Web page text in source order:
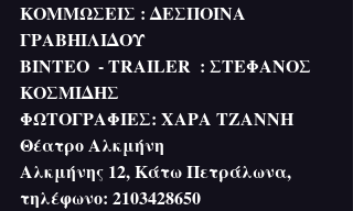
ΚΟΜΜΩΣΕΙΣ : ΔΕΣΠΟΙΝΑ
ΓΡΑΒΗΙΛΙΔΟΥ
ΒΙΝΤΕΟ  - TRAILER  : ΣΤΕΦΑΝΟΣ
ΚΟΣΜΙΔΗΣ
ΦΩΤΟΓΡΑΦΙΕΣ: ΧΑΡΑ ΤΖΑΝΝΗ
Θέατρο Αλκμήνη
Αλκμήνης 12, Κάτω Πετράλωνα,
τηλέφωνο: 2103428650